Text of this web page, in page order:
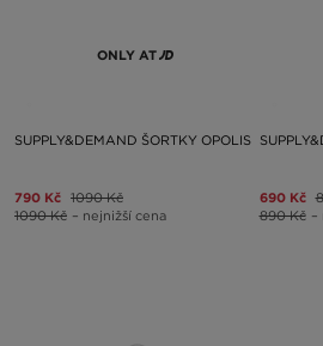
ONLY AT
SUPPLY&DEMAND ŠORTKY OPOLIS
790 Kč 1090 Kč
1090 Kč – nejnižší cena
690 Kč
890 Kč –